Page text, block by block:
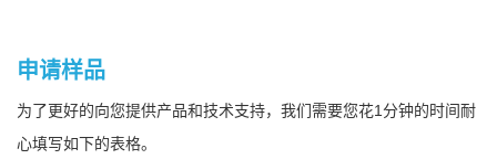
申请样品
为了更好的向您提供产品和技术支持，我们需要您花1分钟的时间耐
心填写如下的表格。